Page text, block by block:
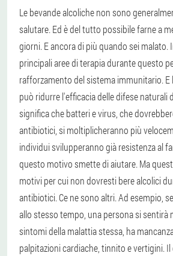
Le bevande alcoliche non sono
salutare. Ed è del tutto possibile farne a
giorni. E ancora di più quando sei malato.
principali aree di terapia durante questo
rafforzamento del sistema immunitario. E
può ridurre l'efficacia delle difese naturali
significa che batteri e virus, che
antibiotici, si moltiplicheranno più
individui svilupperanno già resistenza al
questo motivo smette di aiutare. Ma
motivi per cui non dovresti bere alcolici
antibiotici. Ce ne sono altri. Ad esempio,
allo stesso tempo, una persona si sentirà
sintomi della malattia stessa, ha
palpitazioni cardiache, tinnito e vertigini.